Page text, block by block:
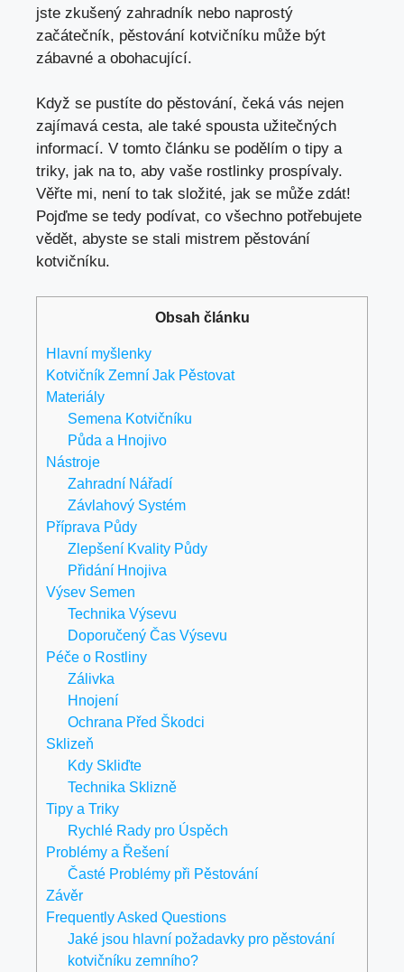
jste zkušený zahradník nebo naprostý
začátečník, pěstování kotvičníku může být
zábavné a obohacující.
Když se pustíte do pěstování, čeká vás nejen
zajímavá cesta, ale také spousta užitečných
informací. V tomto článku se podělím o tipy a
triky, jak na to, aby vaše rostlinky prospívaly.
Věřte mi, není to tak složité, jak se může zdát!
Pojďme se tedy podívat, co všechno potřebujete
vědět, abyste se stali mistrem pěstování
kotvičníku.
Obsah článku
Hlavní myšlenky
Kotvičník Zemní Jak Pěstovat
Materiály
Semena Kotvičníku
Půda a Hnojivo
Nástroje
Zahradní Nářadí
Závlahový Systém
Příprava Půdy
Zlepšení Kvality Půdy
Přidání Hnojiva
Výsev Semen
Technika Výsevu
Doporučený Čas Výsevu
Péče o Rostliny
Zálivka
Hnojení
Ochrana Před Škodci
Sklizeň
Kdy Skliďte
Technika Sklizně
Tipy a Triky
Rychlé Rady pro Úspěch
Problémy a Řešení
Časté Problémy při Pěstování
Závěr
Frequently Asked Questions
Jaké jsou hlavní požadavky pro pěstování
kotvičníku zemního?